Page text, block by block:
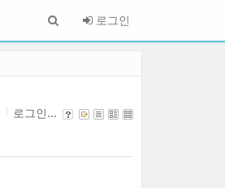
로그인
로그인...